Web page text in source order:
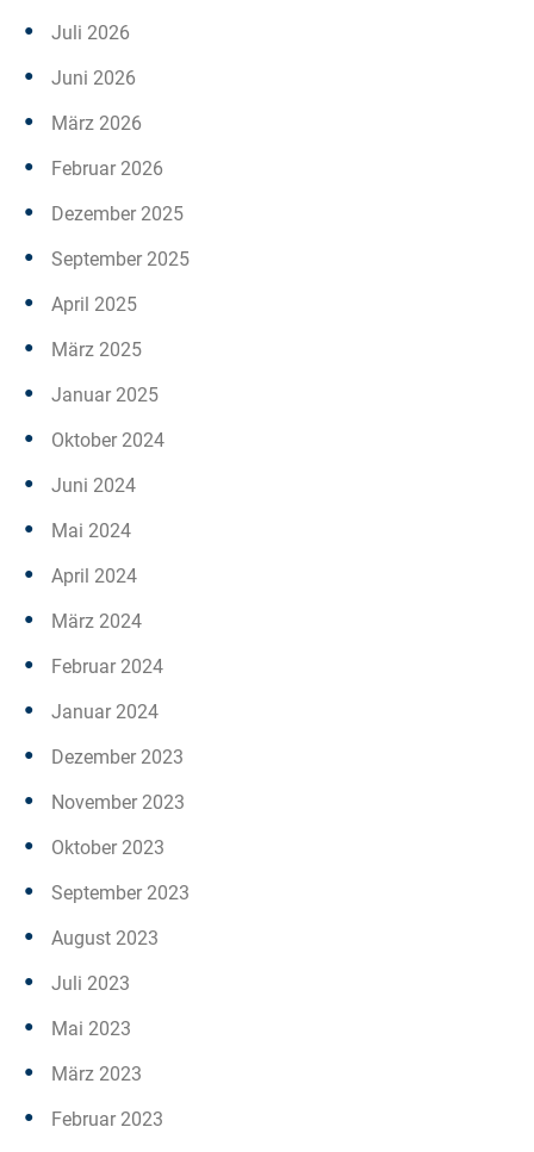
Juli 2026
Juni 2026
März 2026
Februar 2026
Dezember 2025
September 2025
April 2025
März 2025
Januar 2025
Oktober 2024
Juni 2024
Mai 2024
April 2024
März 2024
Februar 2024
Januar 2024
Dezember 2023
November 2023
Oktober 2023
September 2023
August 2023
Juli 2023
Mai 2023
März 2023
Februar 2023